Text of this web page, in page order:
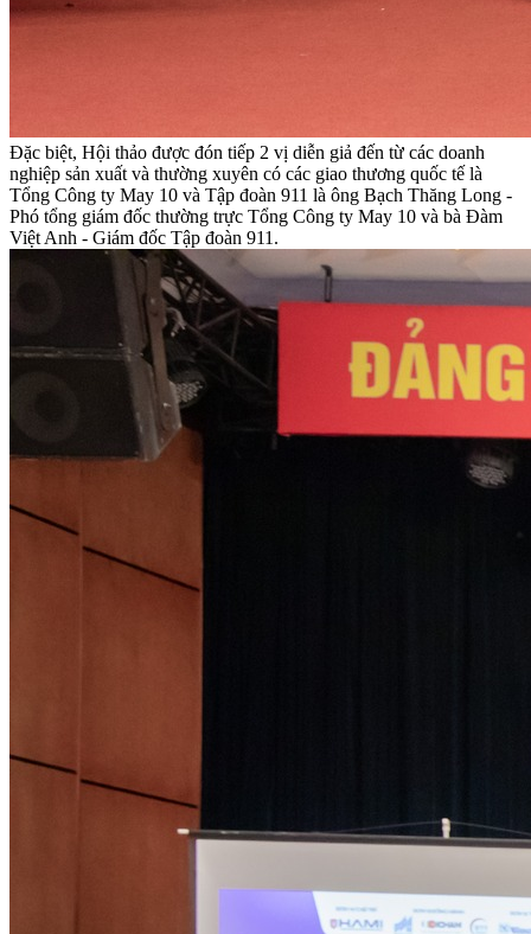
Đặc biệt, Hội thảo được đón tiếp 2 vị diễn giả đến từ các doanh
nghiệp sản xuất và thường xuyên có các giao thương quốc tế là
Tổng Công ty May 10 và Tập đoàn 911 là ông Bạch Thăng Long -
Phó tổng giám đốc thường trực Tổng Công ty May 10 và bà Đàm
Việt Anh - Giám đốc Tập đoàn 911.